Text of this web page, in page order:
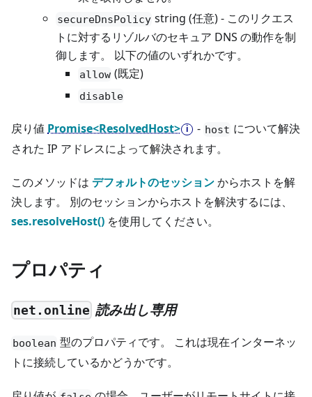
secureDnsPolicy string (任意) - このリクエス
トに対するリゾルバのセキュア DNS の動作を制
御します。 以下の値のいずれかです。
allow (既定)
disable
戻り値 Promise<ResolvedHost> - host について解決
された IP アドレスによって解決されます。
このメソッドは デフォルトのセッションからホストを解
決します。 別のセッションからホストを解決するには、
ses.resolveHost() を使用してください。
プロパティ
net.online 読み出し専用
boolean 型のプロパティです。 これは現在インターネッ
トに接続しているかどうかです。